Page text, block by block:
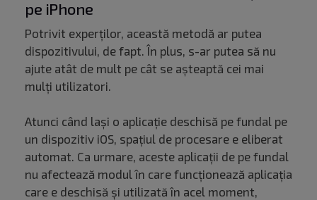
pe iPhone
Potrivit experților, această metodă ar putea
dispozitivului, de fapt. În plus, s-ar putea să nu
ajute atât de mult pe cât se așteaptă cei mai
mulți utilizatori.
Atunci când lași o aplicație deschisă pe fundal pe
un dispozitiv iOS, spațiul de procesare e eliberat
automat. Ca urmare, aceste aplicații de pe fundal
nu afectează modul în care funcționează aplicația
care e deschisă și utilizată în acel moment,